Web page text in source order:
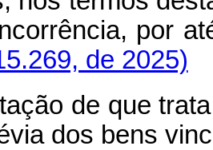
por
de 2025)
de que
dos bens